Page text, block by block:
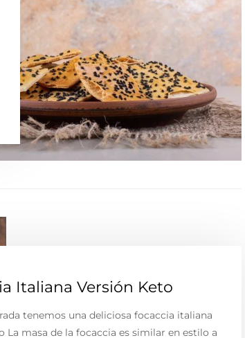
Italiana Versión Keto
tenemos una deliciosa focaccia italiana
La masa de la focaccia es similar en estilo a